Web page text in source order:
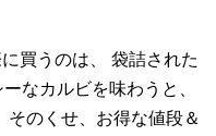
買うのは、
袋詰された
なカルビを味わうと、
そのくせ、お得な値段＆